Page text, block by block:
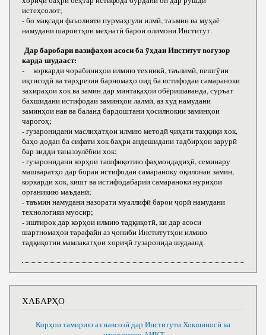
истеҳсолот;
- бо мақсади фаъолияти пурмаҳсули илмӣ, таъмин ва муҳаё
намудани шароитҳои меҳнатӣ барои олимони Институт.
Дар баробари вазифаҳои асоси ба ӯҳдаи Институт вогузор
карда шудааст:
- коркарди чорабиниҳои илмию техникӣ, таълимӣ, пешгӯии
иқтисодӣ ва тарҳрезии барномаҳо оид ба истифодаи самараноки
захираҳои хок ва замин дар минтақаҳои обёришаванда, суръат
бахшидани истифодаи заминҳои лалмӣ, аз худ намудани
заминҳои нав ва баланд бардоштани ҳосилнокии заминҳои
чарогоҳ;
- гузаронидани маслиҳатҳои илмию методӣ ҷиҳати таҳқиқи хок,
баҳо додан ба сифати хок баҳри андешидани тадбирҳои зарурӣ
бар зидди таназзулёбии хок;
- гузаронидани корҳои ташфиқотию фаҳмондадиҳӣ, семинару
машваратҳо дар бораи истифодаи самараноку оқилонаи замин,
коркарди хок, кишт ва истифодабарии самараноки нуриҳои
органикию маъданӣ;
- таъмин намудани назорати муаллифӣ барои ҷорӣ намудани
технологияи муосир;
- иштирок дар корҳои илмию тадқиқотӣ, ки дар асоси
шартномаҳои тарафайн аз ҷониби Институтҳои илмию
тадқиқотии мамлакатҳои хориҷӣ гузаронида шудаанд.
ХАБАРҲО
Корҳои тамирию аз навсозӣ дар Институти Хокшиносӣ ва